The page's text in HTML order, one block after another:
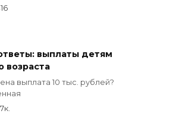
выплаты детям
возраста
выплата 10 тыс. рублей?